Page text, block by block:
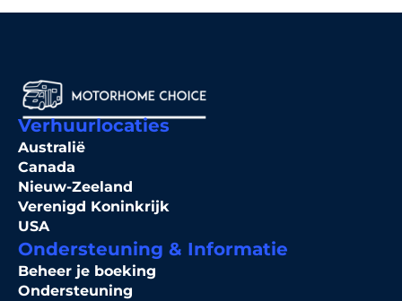
Verhuurlocaties
Australië
Canada
Nieuw-Zeeland
Verenigd Koninkrijk
USA
Ondersteuning & Informatie
Beheer je boeking
Ondersteuning